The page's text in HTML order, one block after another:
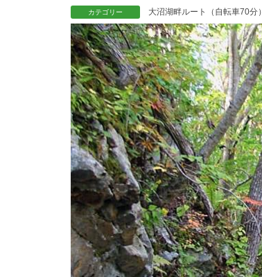
カテゴリー 大沼湖畔ルート（自転車70分）